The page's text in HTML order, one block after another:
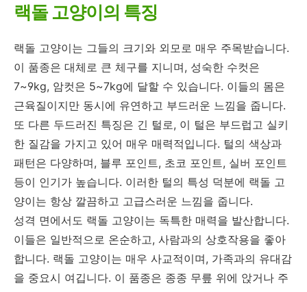
랙돌 고양이의 특징
랙돌 고양이는 그들의 크기와 외모로 매우 주목받습니다.
이 품종은 대체로 큰 체구를 지니며, 성숙한 수컷은
7~9kg, 암컷은 5~7kg에 달할 수 있습니다. 이들의 몸은
근육질이지만 동시에 유연하고 부드러운 느낌을 줍니다.
또 다른 두드러진 특징은 긴 털로, 이 털은 부드럽고 실키
한 질감을 가지고 있어 매우 매력적입니다. 털의 색상과
패턴은 다양하며, 블루 포인트, 초코 포인트, 실버 포인트
등이 인기가 높습니다. 이러한 털의 특성 덕분에 랙돌 고
양이는 항상 깔끔하고 고급스러운 느낌을 줍니다.
성격 면에서도 랙돌 고양이는 독특한 매력을 발산합니다.
이들은 일반적으로 온순하고, 사람과의 상호작용을 좋아
합니다. 랙돌 고양이는 매우 사교적이며, 가족과의 유대감
을 중요시 여깁니다. 이 품종은 종종 무릎 위에 앉거나 주